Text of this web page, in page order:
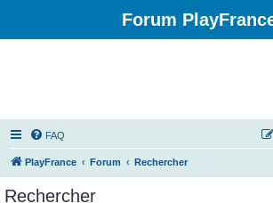
Forum
FAQ
PlayFrance Forum Rechercher
Rechercher